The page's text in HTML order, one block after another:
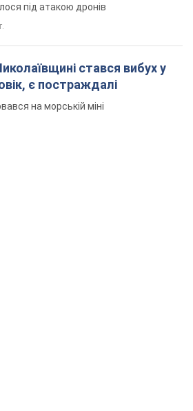
під атакою дронів
стався вибух у
є постраждалі
на морській міні